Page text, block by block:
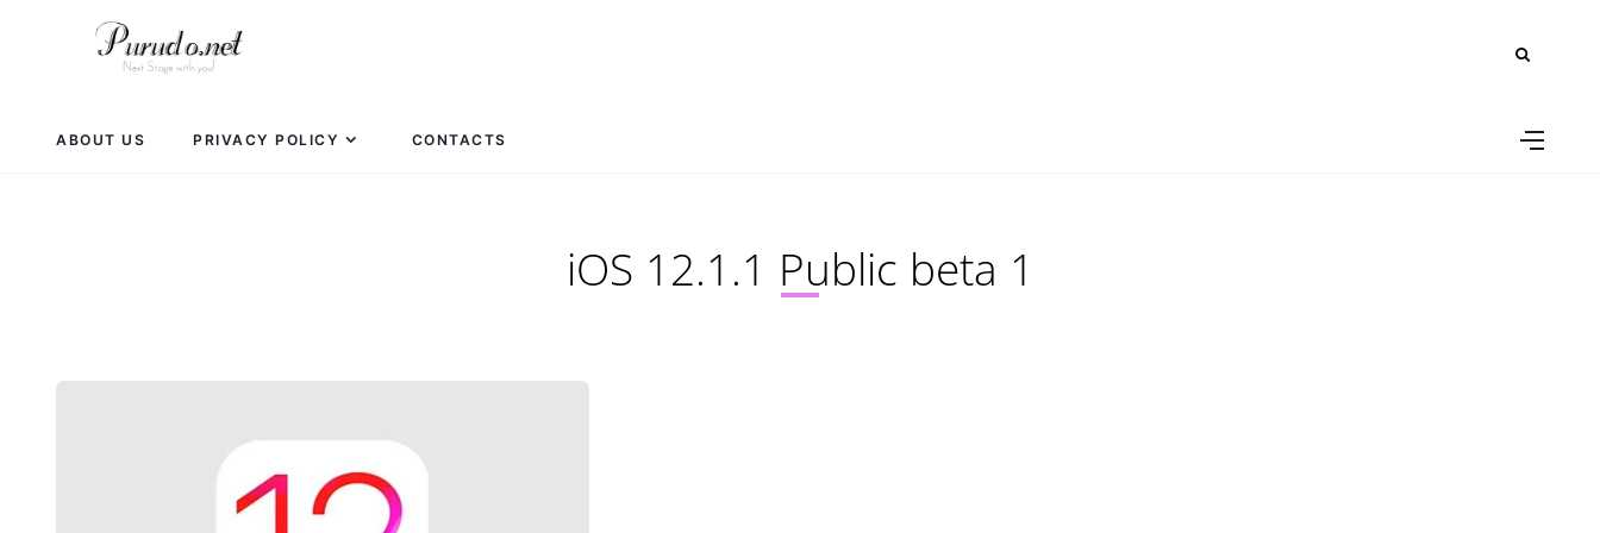
ABOUT US PRIVACY POLICY CONTACTS
iOS 12.1.1 Public beta 1